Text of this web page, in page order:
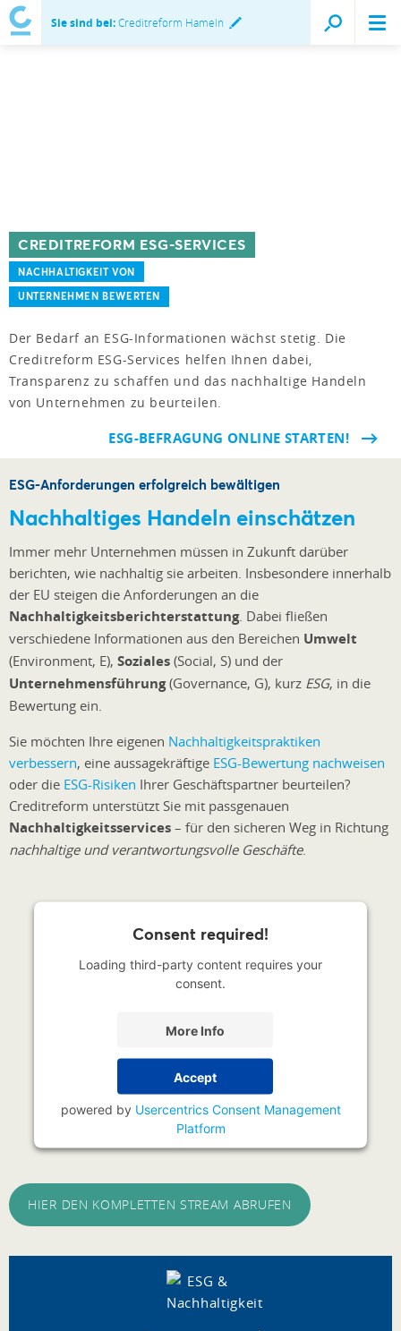
Sie sind bei:Creditreform Hameln
CREDITREFORM ESG-SERVICES
NACHHALTIGKEIT VON
UNTERNEHMEN BEWERTEN
Der Bedarf an ESG-Informationen wächst stetig. Die
Creditreform ESG-Services helfen Ihnen dabei,
Transparenz zu schaffen und das nachhaltige Handeln
von Unternehmen zu beurteilen.
ESG-BEFRAGUNG ONLINE STARTEN!
ESG-Anforderungen erfolgreich bewältigen
Nachhaltiges Handeln einschätzen
Immer mehr Unternehmen müssen in Zukunft darüber
berichten, wie nachhaltig sie arbeiten. Insbesondere innerhalb
der EU steigen die Anforderungen an die
Nachhaltigkeitsberichterstattung. Dabei fließen
verschiedene Informationen aus den Bereichen Umwelt
(Environment, E), Soziales (Social, S) und der
Unternehmensführung(Governance, G), kurz ESG, in die
Bewertung ein.
Sie möchten Ihre eigenen Nachhaltigkeitspraktiken
verbessern, eine aussagekräftige ESG-Bewertung nachweisen
oder die ESG-Risiken Ihrer Geschäftspartner beurteilen?
Creditreform unterstützt Sie mit passgenauen
Nachhaltigkeitsservices – für den sicheren Weg in Richtung
nachhaltige und verantwortungsvolle Geschäfte.
Consent required!
Loading third-party content requires your
consent.
More Info
Accept
powered by Usercentrics Consent Management
Platform
HIER DEN KOMPLETTEN STREAM ABRUFEN